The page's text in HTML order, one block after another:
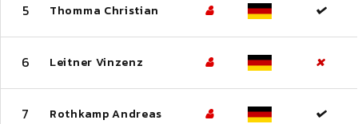
5 Thomma Christian
6 Leitner Vinzenz
7 Rothkamp Andreas